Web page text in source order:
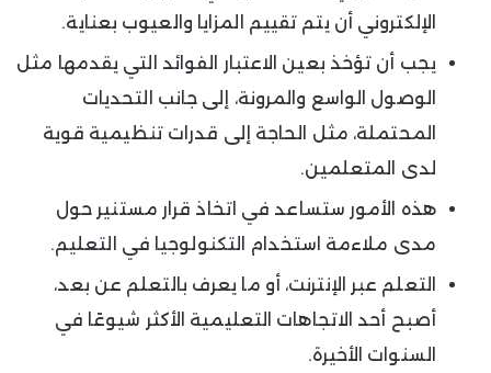
الإلكتروني أن يتم تقييم المزايا والعيوب بعناية.
يجب أن تؤخذ بعين الاعتبار الفوائد التي يقدمها مثل
الوصول الواسع والمرونة، إلى جانب التحديات
المحتملة، مثل الحاجة إلى قدرات تنظيمية قوية
لدى المتعلمين.
هذه الأمور ستساعد في اتخاذ قرار مستنير حول
مدى ملاءمة استخدام التكنولوجيا في التعليم.
التعلم عبر الإنترنت، أو ما يعرف بالتعلم عن بعد،
أصبح أحد الاتجاهات التعليمية الأكثر شيوعًا في
السنوات الأخيرة.